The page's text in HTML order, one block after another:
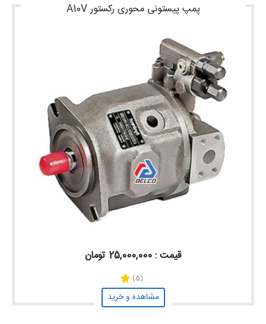
پمپ پیستونی محوری رکستور A10V
قیمت : 25,000,000 تومان
(5)
مشاهده و خرید